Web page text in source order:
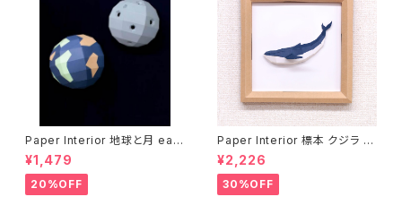
Paper Interior 地球と月 eart
h and moon
¥1,479
20%OFF
Paper Interior 標本 クジラ s
pecimen whale
¥2,226
30%OFF